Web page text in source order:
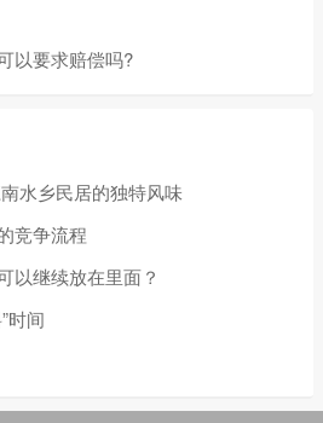
以要求赔偿吗?
水乡民居的独特风味
竞争流程
以继续放在里面？
时间